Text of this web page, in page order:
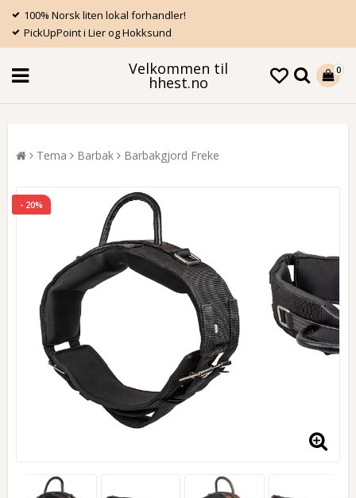
100% Norsk liten lokal forhandler!
PickUpPoint i Lier og Hokksund
Velkommen til
hhest.no
0
Tema Barbak Barbakgjord Freke
- 20%